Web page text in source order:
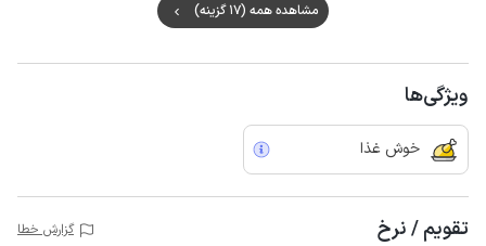
مشاهده همه (17 گزینه)
ویژگی‌ها
خوش غذا
تقویم / نرخ گزارش خطا